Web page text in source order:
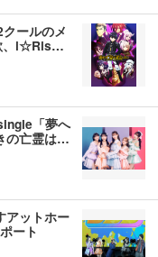
ールのメ
、i☆Ris…
「夢へ
の亡霊は…
アットホー
ート